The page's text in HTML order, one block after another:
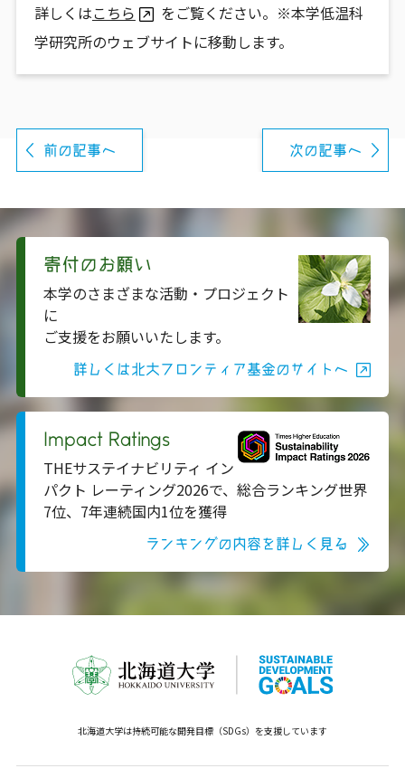
詳しくはこちら
をご覧ください。※本学低温科
学研究所のウェブサイトに移動します。
前の記事へ 次の記事へ
寄付のお願い
本学のさまざまな活動・プロジェクト
に
ご支援をお願いいたします。
詳しくは北大フロンティア基金のサイトへ
Impact Ratings
THEサステイナビリティ イン
パクト レーティング2026で、総合ランキング世界
7位、7年連続国内1位を獲得
ランキングの内容を詳しく見る
北海道大学は持続可能な開発目標（SDGs）を支援しています